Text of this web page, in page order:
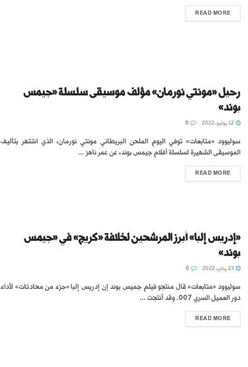
READ MORE
رحيل «مونتي نورمان» مؤلف موسيقى سلسلة «جيمس
بوند»
سوليوود «متابعات» توفي اليوم الملحن البريطاني مونتي نورمان، الذي اشتهر بتأليف
الموسيقى الشهيرة لسلسلة أفلام جيمس بوند، عن عمر ناهز ...
READ MORE
«إدريس إلبا» أبرز المرشحين لخلافة «كريج» في «جيمس
بوند»
سوليوود «متابعات» قال منتجو فيلم جميس بوند إن إدريس إلبا «جزء من محادثات» لأداء
دور العميل السري 007. وقد أنتجت ...
READ MORE